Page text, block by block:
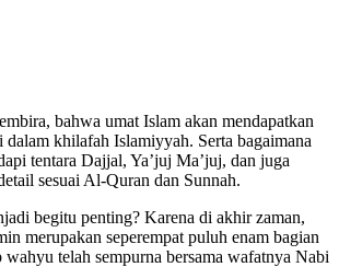
bahwa umat Islam akan mendapatkan
dalam khilafah Islamiyyah. Serta bagaimana
tentara Dajjal, Ya’juj Ma’juj, dan juga
sesuai Al-Quran dan Sunnah.
begitu penting? Karena di akhir zaman,
merupakan seperempat puluh enam bagian
wahyu telah sempurna bersama wafatnya Nabi